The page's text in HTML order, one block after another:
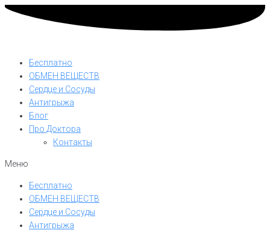
Бесплатно
ОБМЕН ВЕЩЕСТВ
Сердце и Сосуды
Антигрыжа
Блог
Про Доктора
Контакты
Меню
Бесплатно
ОБМЕН ВЕЩЕСТВ
Сердце и Сосуды
Антигрыжа